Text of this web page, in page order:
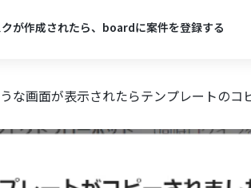
が作成されたら、boardに案件を登録する
な画面が表示されたらテンプレートのコ